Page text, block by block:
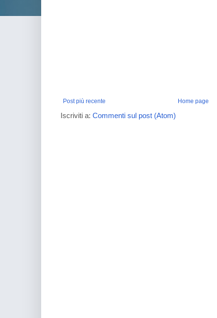
Post più recente Home page
Iscriviti a: Commenti sul post (Atom)